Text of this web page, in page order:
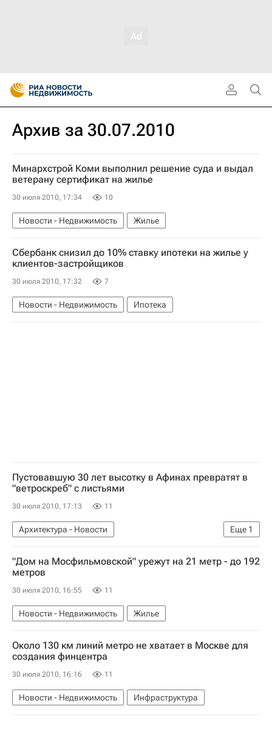
Архив за 30.07.2010
Минархстрой Коми выполнил решение суда и выдал
ветерану сертификат на жилье
30 июля 2010, 17:34 10
Новости - Недвижимость Жилье
Сбербанк снизил до 10% ставку ипотеки на жилье у
клиентов-застройщиков
30 июля 2010, 17:32 7
Новости - Недвижимость Ипотека
Пустовавшую 30 лет высотку в Афинах превратят в
"ветроскреб" с листьями
30 июля 2010, 17:13 11
Еще 1
Архитектура - Новости
Новости - Недвижимость
"Дом на Мосфильмовской" урежут на 21 метр - до 192
метров
30 июля 2010, 16:55 11
Новости - Недвижимость Жилье
Около 130 км линий метро не хватает в Москве для
создания финцентра
30 июля 2010, 16:16 11
Новости - Недвижимость Инфраструктура